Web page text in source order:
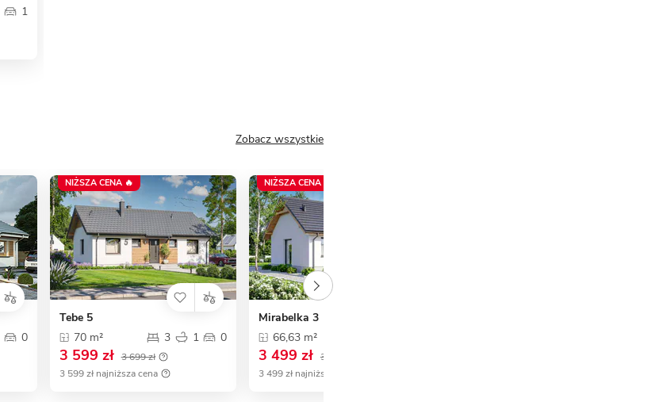
1
Zobacz wszystkie
0
NIŻSZA CENA 🔥
Tebe 5
70 m²
3 1 0
3 599 zł 3 699 zł
3 599 zł najniższa cena
NIŻSZA CENA 🔥
Mirabelka 3
66,63 m²
3 499 zł 3 699 zł
3 499 zł najniższa cena